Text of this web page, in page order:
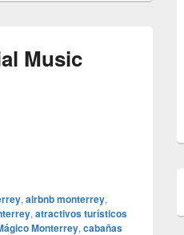
Music
, airbnb monterrey,
, atractivos turísticos
Monterrey, cabañas